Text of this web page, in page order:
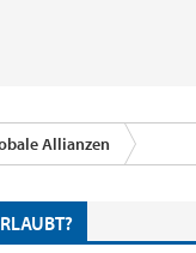
Allianzen